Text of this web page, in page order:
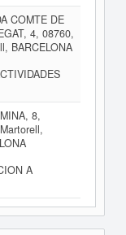
COMTE DE
4, 08760,
BARCELONA
8,
A